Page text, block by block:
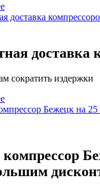
доставка
сократить издержки